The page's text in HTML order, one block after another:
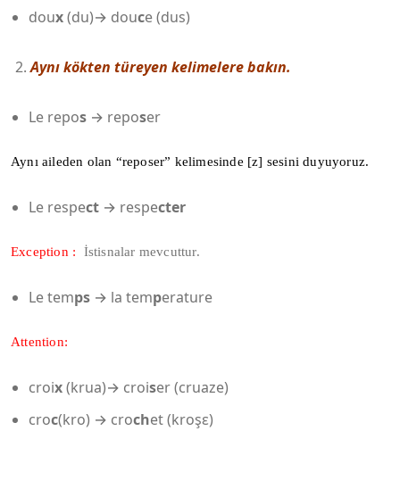
doux(du)→ douce (dus)
Aynı kökten türeyen kelimelere bakın.
Le repos → reposer
Aynı aileden olan “reposer” kelimesinde [z] sesini duyuyoruz.
Le respect → respecter
Exception : İstisnalar mevcuttur.
Le temps → la temperature
Attention:
croix(krua)→ croiser (cruaze)
croc(kro) → crochet (kroşɛ)